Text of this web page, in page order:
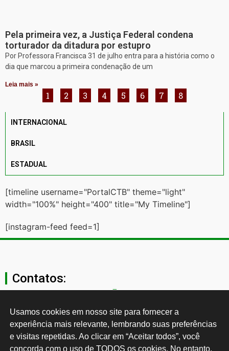
Pela primeira vez, a Justiça Federal condena
torturador da ditadura por estupro
Por Professora Francisca 31 de julho entra para a história como o
dia que marcou a primeira condenação de um
Leia mais »
1 2 3 4 5 6 7 8
INTERNACIONAL
BRASIL
ESTADUAL
[timeline username="PortalCTB" theme="light"
width="100%" height="400" title="My Timeline"]
[instagram-feed feed=1]
Contatos:
secgeral@ctb.org.br
11 3874-0040
Usamos cookies em nosso site para fornecer a
experiência mais relevante, lembrando suas preferências
e visitas repetidas. Ao clicar em “Aceitar todos”, você
concorda com o uso de TODOS os cookies. No entanto,